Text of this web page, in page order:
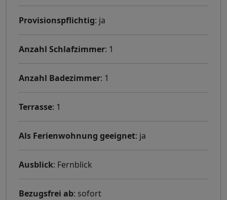
Provisionspflichtig: ja
Anzahl Schlafzimmer: 1
Anzahl Badezimmer: 1
Terrasse: 1
Als Ferienwohnung geeignet: ja
Ausblick: Fernblick
Bezugsfrei ab: sofort